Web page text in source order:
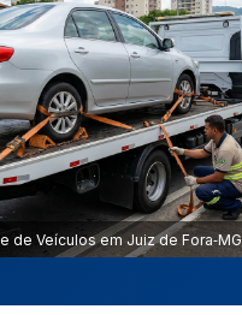
de Veículos em Juiz de Fora‑MG